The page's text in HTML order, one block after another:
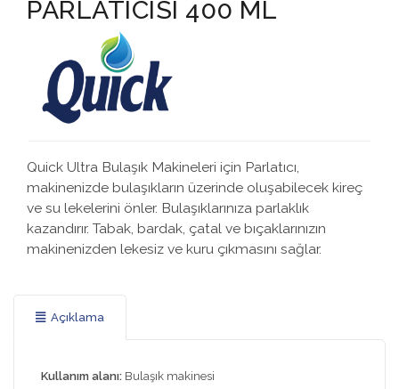
PARLATICISI 400 ML
Quick Ultra Bulaşık Makineleri için Parlatıcı,
makinenizde bulaşıkların üzerinde oluşabilecek kireç
ve su lekelerini önler. Bulaşıklarınıza parlaklık
kazandırır. Tabak, bardak, çatal ve bıçaklarınızın
makinenizden lekesiz ve kuru çıkmasını sağlar.
Açıklama
Kullanım alanı: Bulaşık makinesi